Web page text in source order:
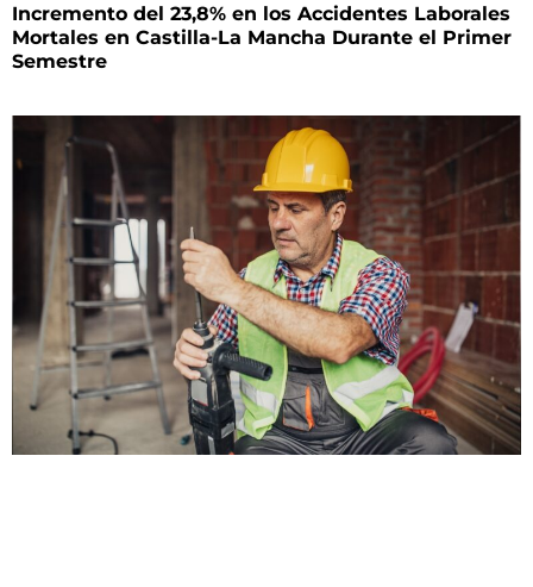
Incremento del 23,8% en los Accidentes Laborales
Mortales en Castilla-La Mancha Durante el Primer
Semestre